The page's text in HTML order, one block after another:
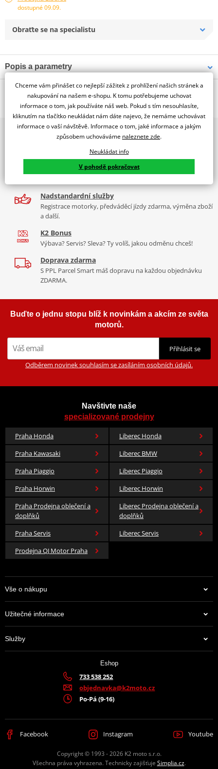
dostupné 09.09.
Obraťte se na specialistu
Popis a parametry
Jsme autorizovaný
dealer značky PUIG
HARLEY DAVIDSON DYNA STREET BOB FXDB/I 06'-17'
Tabulka velikostí
Co když mi to nebude
mounting instructions
PUIG byl založen v roce 1964 ve Španělsku. Vyrábí se ve městě
Granollers poblíž Barcelony na ploše 8 000 m² v objektu, který se
let se účastní nejslavnějších závodů motocyklů po celém světě. V
naší nabídce naleznete doplňky a příslušenství například: plexi,
Zobrazit všechny produktyznačky PUIG
2x multibrand showroom
9 značek motocyklů, servis, oblečení, doplňky i náhradní
díly, to vše v Praze a Liberci
Více než 30 let zkušeností
Nadstandardní služby
Registrace motorky, předváděcí jízdy zdarma, výměna zboží
a další.
K2 Bonus
Výbava? Servis? Sleva? Ty volíš, jakou odměnu chceš!
Doprava zdarma
S PPL Parcel Smart máš dopravu na každou objednávku
ZDARMA.
Buďte o jednu stopu blíž k novinkám a akcím ze světa
motorů.
Přihlásit se
Odběrem novinek souhlasím se zasíláním osobních údajů.
Navštivte naše
specializované prodejny
Praha Honda
Liberec Honda
Praha Kawasaki
Liberec BMW
Praha Piaggio
Liberec Piaggio
Praha Horwin
Liberec Horwin
Praha Prodejna oblečení a
doplňků
Liberec Prodejna oblečení a
doplňků
Praha Servis
Liberec Servis
Prodejna QJ Motor Praha
Vše o nákupu
Užitečné informace
Služby
Eshop
733 538 252
objednavka@k2moto.cz
Po-Pá (9-16)
Facebook Instagram Youtube
Copyright © 1993 - 2026 K2 moto s.r.o.
Všechna práva vyhrazena. Technicky zajišťuje Simplia.cz.
Chceme vám přinášet co nejlepší zážitek z prohlížení našich stránek a
nakupování na našem e-shopu. K tomu potřebujeme uchovat
informace o tom, jak používáte náš web. Pokud s tím nesouhlasíte,
kliknutím na tlačítko neukládat nám dáte najevo, že nemáme uchovávat
informace o vaší návštěvě. Informace o tom, jaké informace a jakým
způsobem uchováváme naleznete zde.
Neukládat info
V pohodě pokračovat